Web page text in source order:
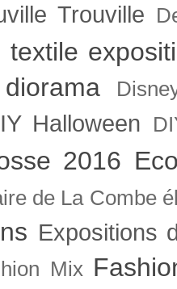
Trouville
textile
diorama
Halloween
2016
de La Combe
Expositions
Mix